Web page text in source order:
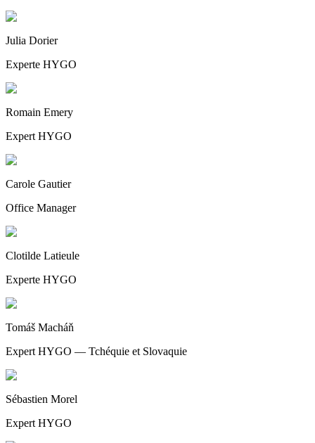
Julia Dorier
Experte HYGO
Romain Emery
Expert HYGO
Carole Gautier
Office Manager
Clotilde Latieule
Experte HYGO
Tomáš Macháň
Expert HYGO — Tchéquie et Slovaquie
Sébastien Morel
Expert HYGO